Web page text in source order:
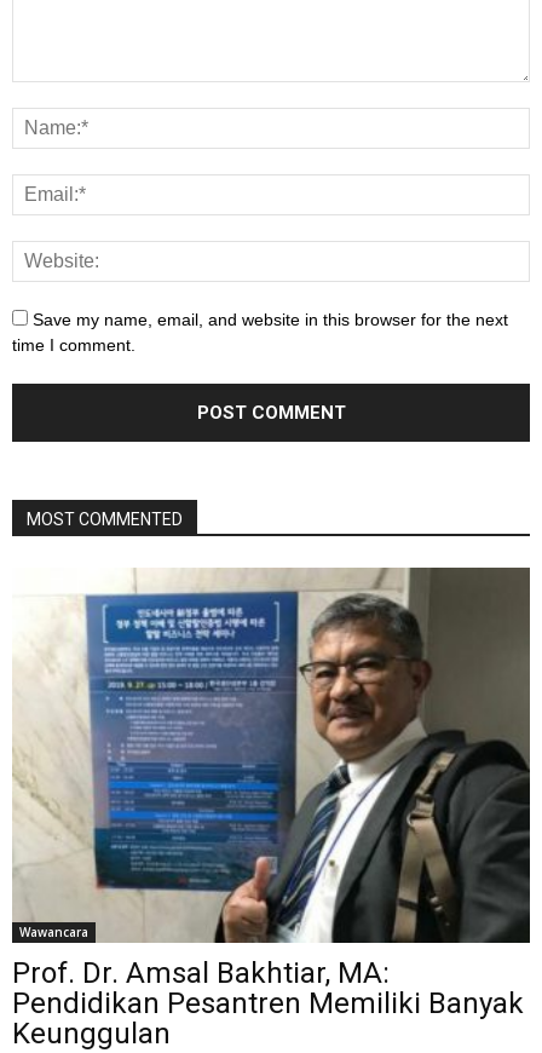
Save my name, email, and website in this browser for the next
time I comment.
MOST COMMENTED
Wawancara
Prof. Dr. Amsal Bakhtiar, MA:
Pendidikan Pesantren Memiliki Banyak
Keunggulan